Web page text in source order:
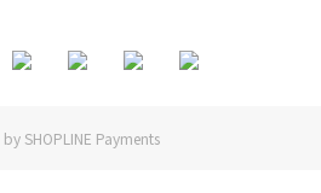
by SHOPLINE Payments